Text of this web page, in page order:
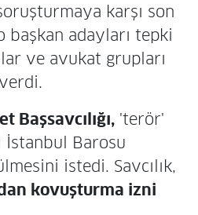
karşı son
başkan adayları tepki
ve avukat grupları
Başsavcılığı,'terör'
İstanbul Barosu
istedi. Savcılık,
kovuşturma izni